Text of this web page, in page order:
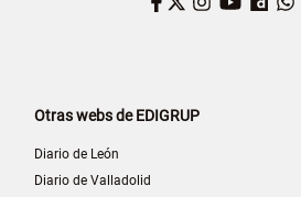
Otras webs de EDIGRUP
Diario de León
Diario de Valladolid